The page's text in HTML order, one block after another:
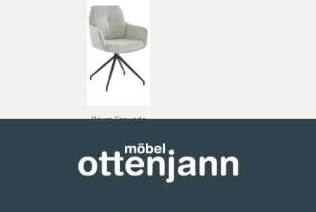
Raum.Freunde
269,00 € *